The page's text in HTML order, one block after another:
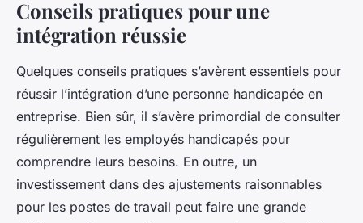
Conseils pratiques pour une
intégration réussie
Quelques conseils pratiques s’avèrent essentiels pour
réussir l’intégration d’une personne handicapée en
entreprise. Bien sûr, il s’avère primordial de consulter
régulièrement les employés handicapés pour
comprendre leurs besoins. En outre, un
investissement dans des ajustements raisonnables
pour les postes de travail peut faire une grande